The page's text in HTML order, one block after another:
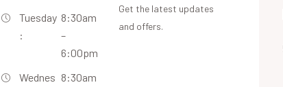
Tuesday
:
8:30am
–
6:00pm
Wednes 8:30am
Get the latest updates
and offers.